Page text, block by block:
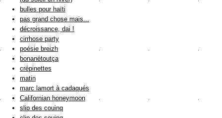
bulles pour haïti
pas grand chose mais...
décroissance, dai !
cirrhose party
poésie breizh
bonanétoutça
crépinettes
matin
marc lamort à cadaqués
Californian honeymoon
slip des couinq